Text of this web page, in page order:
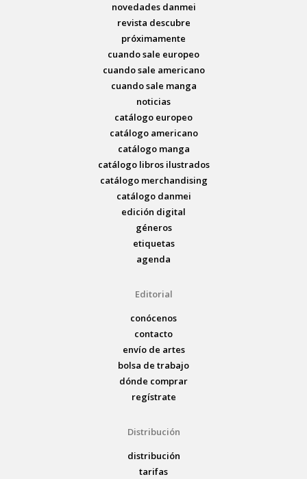
novedades danmei
revista descubre
próximamente
cuando sale europeo
cuando sale americano
cuando sale manga
noticias
catálogo europeo
catálogo americano
catálogo manga
catálogo libros ilustrados
catálogo merchandising
catálogo danmei
edición digital
géneros
etiquetas
agenda
Editorial
conócenos
contacto
envío de artes
bolsa de trabajo
dónde comprar
regístrate
Distribución
distribución
tarifas